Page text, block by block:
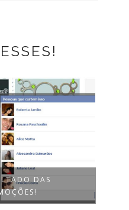
PROMOÇÃO:
MADUREIRA